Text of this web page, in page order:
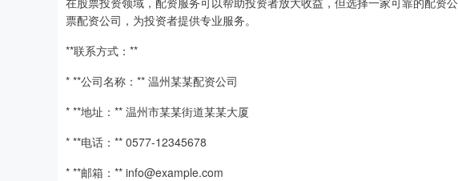
票配资公司，为投资者提供专业服务。
**联系方式：**
* **公司名称：** 温州某某配资公司
* **地址：** 温州市某某街道某某大厦
* **电话：** 0577-12345678
* **邮箱：** info@example.com